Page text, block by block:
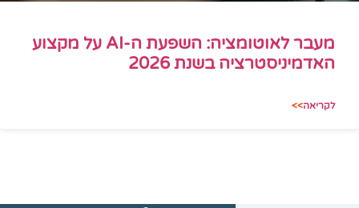
מעבר לאוטומציה: השפעת ה-AI על מקצוע
האדמיניסטרציה בשנת 2026
לקריאה>>